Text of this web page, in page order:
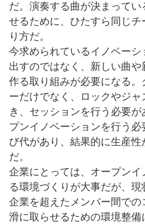
だ。演奏する曲が決まって
せるために、ひたすら同じ
り方だ。
今求められているイノベー
出すのではなく、新しい曲
作る取り組みが必要になる
ーだけでなく、ロックやジ
き、セッションを行う必要
プンイノベーションを行う
び代があり、結果的に生産
だ。
企業にとっては、オープン
る環境づくりが大事だが、現
企業を超えたメンバー間での
滑に取らせるための環境整